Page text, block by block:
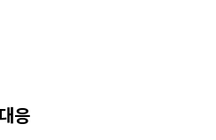
응